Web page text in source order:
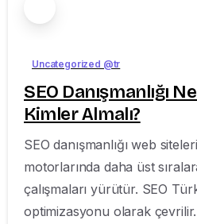
Uncategorized @tr
SEO Danışmanlığı
Kimler Almalı?
SEO danışmanlığı web
motorlarında daha üst
çalışmaları yürütür. SEO
optimizasyonu olarak